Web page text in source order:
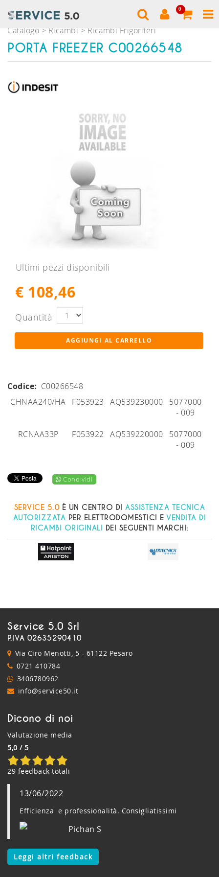
0
Catalogo Ricambi Ricambi Frigoriferi
PORTA FREEZER C00266548
Ultimi pezzi disponibili
€ 108,46
Quantità
Codice: C00266548
CHNAA240/HA
F053923 AQ539230000
5077000
- 009
RCNAA33P
F053922 AQ539220000
5077000
- 009
Condividi
SERVICE 5.0 È UN CENTRO DIASSISTENZA TECNICA
AUTORIZZATA PER ELETTRODOMESTICI EVENDITA DI
RICAMBI ORIGINALI DEI SEGUENTI MARCHI:
Service 5.0 Srl
P.IVA 02635290410
Via Ciro Menotti, 5 - 61122 Pesaro
0721 410784
3406780962
info@service50.it
Dicono di noi
Valutazione media
5,0 / 5
29 feedback totali
13/06/2022
Efficienza e professionalità. Consigliatissimi
Pichan S
Leggi altri feedback